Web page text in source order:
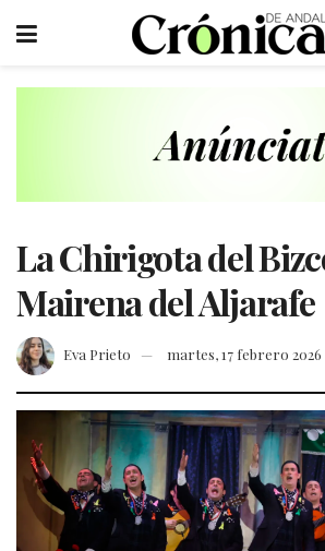
La Chirigota del
Mairena del Aljarafe
Eva Prieto martes, 17 febrero 2026